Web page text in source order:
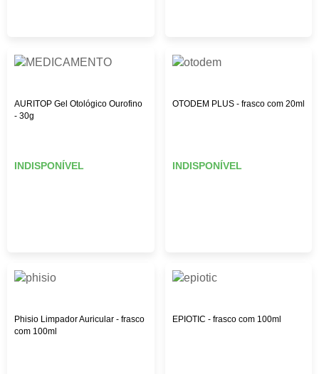
AURITOP Gel Otológico Ourofino
- 30g
INDISPONÍVEL
OTODEM PLUS - frasco com 20ml
INDISPONÍVEL
Phisio Limpador Auricular - frasco
com 100ml
EPIOTIC - frasco com 100ml